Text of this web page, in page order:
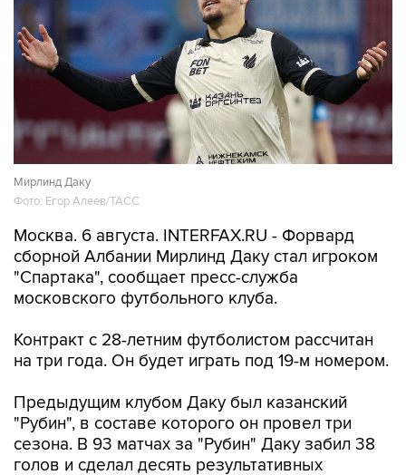
Мирлинд Даку
Фото: Егор Алеев/ТАСС
Москва. 6 августа. INTERFAX.RU - Форвард
сборной Албании Мирлинд Даку стал игроком
"Спартака", сообщает пресс-служба
московского футбольного клуба.
Контракт с 28-летним футболистом рассчитан
на три года. Он будет играть под 19-м номером.
Предыдущим клубом Даку был казанский
"Рубин", в составе которого он провел три
сезона. В 93 матчах за "Рубин" Даку забил 38
голов и сделал десять результативных